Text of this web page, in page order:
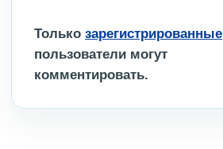
Только зарегистрированные
пользователи могут
комментировать.